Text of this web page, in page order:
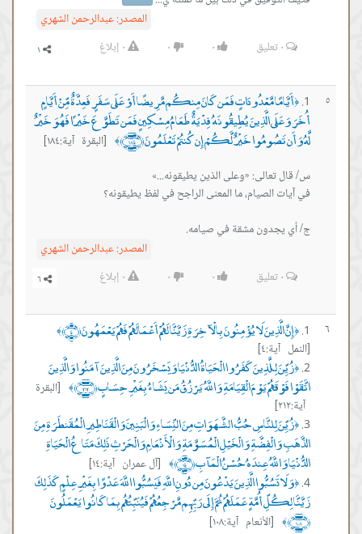
المصدر:عبدالرحمن الشهري
٠تعليق ٠ ٠ ٠ إبلاغ
٥ ﴿أَيَّامًا مَّعْدُودَاتٍ فَمَن كَانَ مِنكُم مَّرِيضًا أَوْ عَلَى سَفَرٍ فَعِدَّةٌ مِّنْ أَيَّامٍ
أُخَرَ وَعَلَى الَّذِينَ يُطِيقُونَهُ فِدْيَةٌ طَعَامُ مِسْكِينٍ فَمَن تَطَوَّعَ خَيْرًا فَهُوَ خَيْرٌ
لَّهُ وَأَن تَصُومُوا خَيْرٌ لَّكُمْ إِن كُنتُمْ تَعْلَمُونَ ﴿١٨٤﴾ ﴾
[البقرة آية:١٨٤]
ج/ أي يجدون مشقة في صيامه.
المصدر:عبدالرحمن الشهري
٠تعليق ٠ ٠ ٠ إبلاغ
٦ ﴿إِنَّ الَّذِينَ لَا يُؤْمِنُونَ بِالْآخِرَةِ زَيَّنَّا لَهُمْ أَعْمَالَهُمْ فَهُمْ يَعْمَهُونَ ﴿٤﴾ ﴾
[النمل آية:٤]
﴿زُيِّنَ لِلَّذِينَ كَفَرُوا الْحَيَاةُ الدُّنْيَا وَيَسْخَرُونَ مِنَ الَّذِينَ آمَنُوا وَالَّذِينَ
اتَّقَوْا فَوْقَهُمْ يَوْمَ الْقِيَامَةِ وَاللَّهُ يَرْزُقُ مَن يَشَاءُ بِغَيْرِ حِسَابٍ ﴿٢١٢﴾ ﴾
[البقرة
آية:٢١٢]
﴿زُيِّنَ لِلنَّاسِ حُبُّ الشَّهَوَاتِ مِنَ النِّسَاءِ وَالْبَنِينَ وَالْقَنَاطِيرِ الْمُقَنطَرَةِ مِنَ
الذَّهَبِ وَالْفِضَّةِ وَالْخَيْلِ الْمُسَوَّمَةِ وَالْأَنْعَامِ وَالْحَرْثِ ذَلِكَ مَتَاعُ الْحَيَاةِ
الدُّنْيَا وَاللَّهُ عِندَهُ حُسْنُ الْمَآبِ ﴿١٤﴾ ﴾ [آل عمران آية:١٤]
﴿وَلَا تَسُبُّوا الَّذِينَ يَدْعُونَ مِن دُونِ اللَّهِ فَيَسُبُّوا اللَّهَ عَدْوًا بِغَيْرِ عِلْمٍ كَذَلِكَ
زَيَّنَّا لِكُلِّ أُمَّةٍ عَمَلَهُمْ ثُمَّ إِلَى رَبِّهِم مَّرْجِعُهُمْ فَيُنَبِّئُهُم بِمَا كَانُوا يَعْمَلُونَ
﴿١٠٨﴾ ﴾
[الأنعام آية:١٠٨]